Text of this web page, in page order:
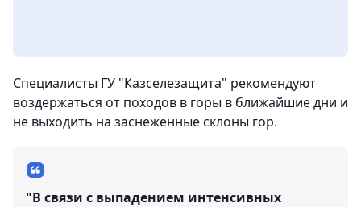
Специалисты ГУ "Казселезащита" рекомендуют
воздержаться от походов в горы в ближайшие дни и
не выходить на заснеженные склоны гор.
"В связи с выпадением интенсивных